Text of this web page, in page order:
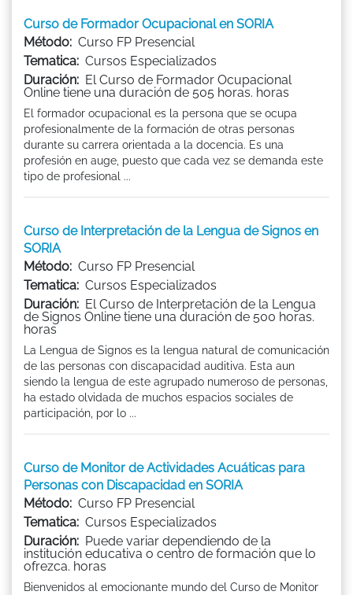
Curso de Formador Ocupacional en SORIA
Método: Curso FP Presencial
Tematica: Cursos Especializados
Duración: El Curso de Formador Ocupacional
Online tiene una duración de 505 horas. horas
El formador ocupacional es la persona que se ocupa
profesionalmente de la formación de otras personas
durante su carrera orientada a la docencia. Es una
profesión en auge, puesto que cada vez se demanda este
tipo de profesional ...
Curso de Interpretación de la Lengua de Signos en
SORIA
Método: Curso FP Presencial
Tematica: Cursos Especializados
Duración: El Curso de Interpretación de la Lengua
de Signos Online tiene una duración de 500 horas.
horas
La Lengua de Signos es la lengua natural de comunicación
de las personas con discapacidad auditiva. Esta aun
siendo la lengua de este agrupado numeroso de personas,
ha estado olvidada de muchos espacios sociales de
participación, por lo ...
Curso de Monitor de Actividades Acuáticas para
Personas con Discapacidad en SORIA
Método: Curso FP Presencial
Tematica: Cursos Especializados
Duración: Puede variar dependiendo de la
institución educativa o centro de formación que lo
ofrezca. horas
Bienvenidos al emocionante mundo del Curso de Monitor